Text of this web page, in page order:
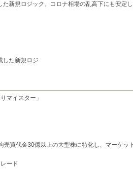
新規ロジック。コロナ相場の乱高下にも安定
した新規ロジ
イスター」
売買代金30億以上の大型株に特化し、マーケッ
ード